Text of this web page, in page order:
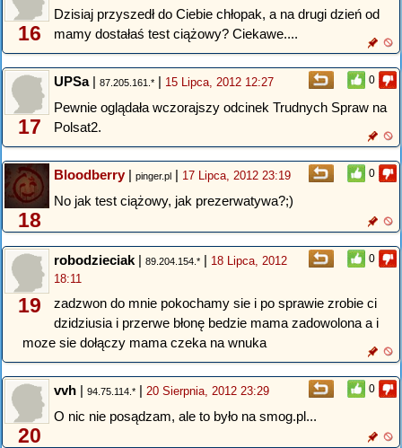
16
Dzisiaj przyszedł do Ciebie chłopak, a na drugi dzień od
mamy dostałaś test ciążowy? Ciekawe....
0
17
UPSa| 87.205.161.* | 15 Lipca, 2012 12:27
Pewnie oglądała wczorajszy odcinek Trudnych Spraw na
Polsat2.
0
18
Bloodberry| pinger.pl | 17 Lipca, 2012 23:19
No jak test ciążowy, jak prezerwatywa?;)
0
19
robodzieciak | 89.204.154.* | 18 Lipca, 2012
18:11
zadzwon do mnie pokochamy sie i po sprawie zrobie ci
dzidziusia i przerwe błonę bedzie mama zadowolona a i
moze sie dołączy mama czeka na wnuka
0
20
vvh | 94.75.114.* | 20 Sierpnia, 2012 23:29
O nic nie posądzam, ale to było na smog.pl...